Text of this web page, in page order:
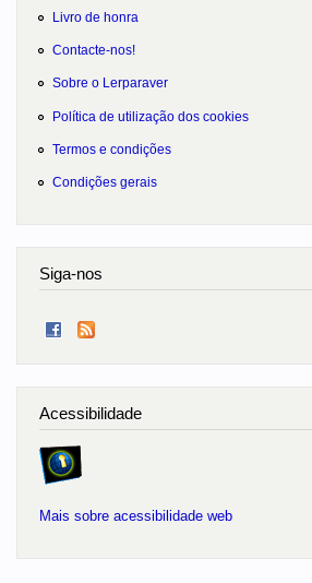
Livro de honra
Contacte-nos!
Sobre o Lerparaver
Política de utilização dos cookies
Termos e condições
Condições gerais
Siga-nos
Acessibilidade
Mais sobre acessibilidade web